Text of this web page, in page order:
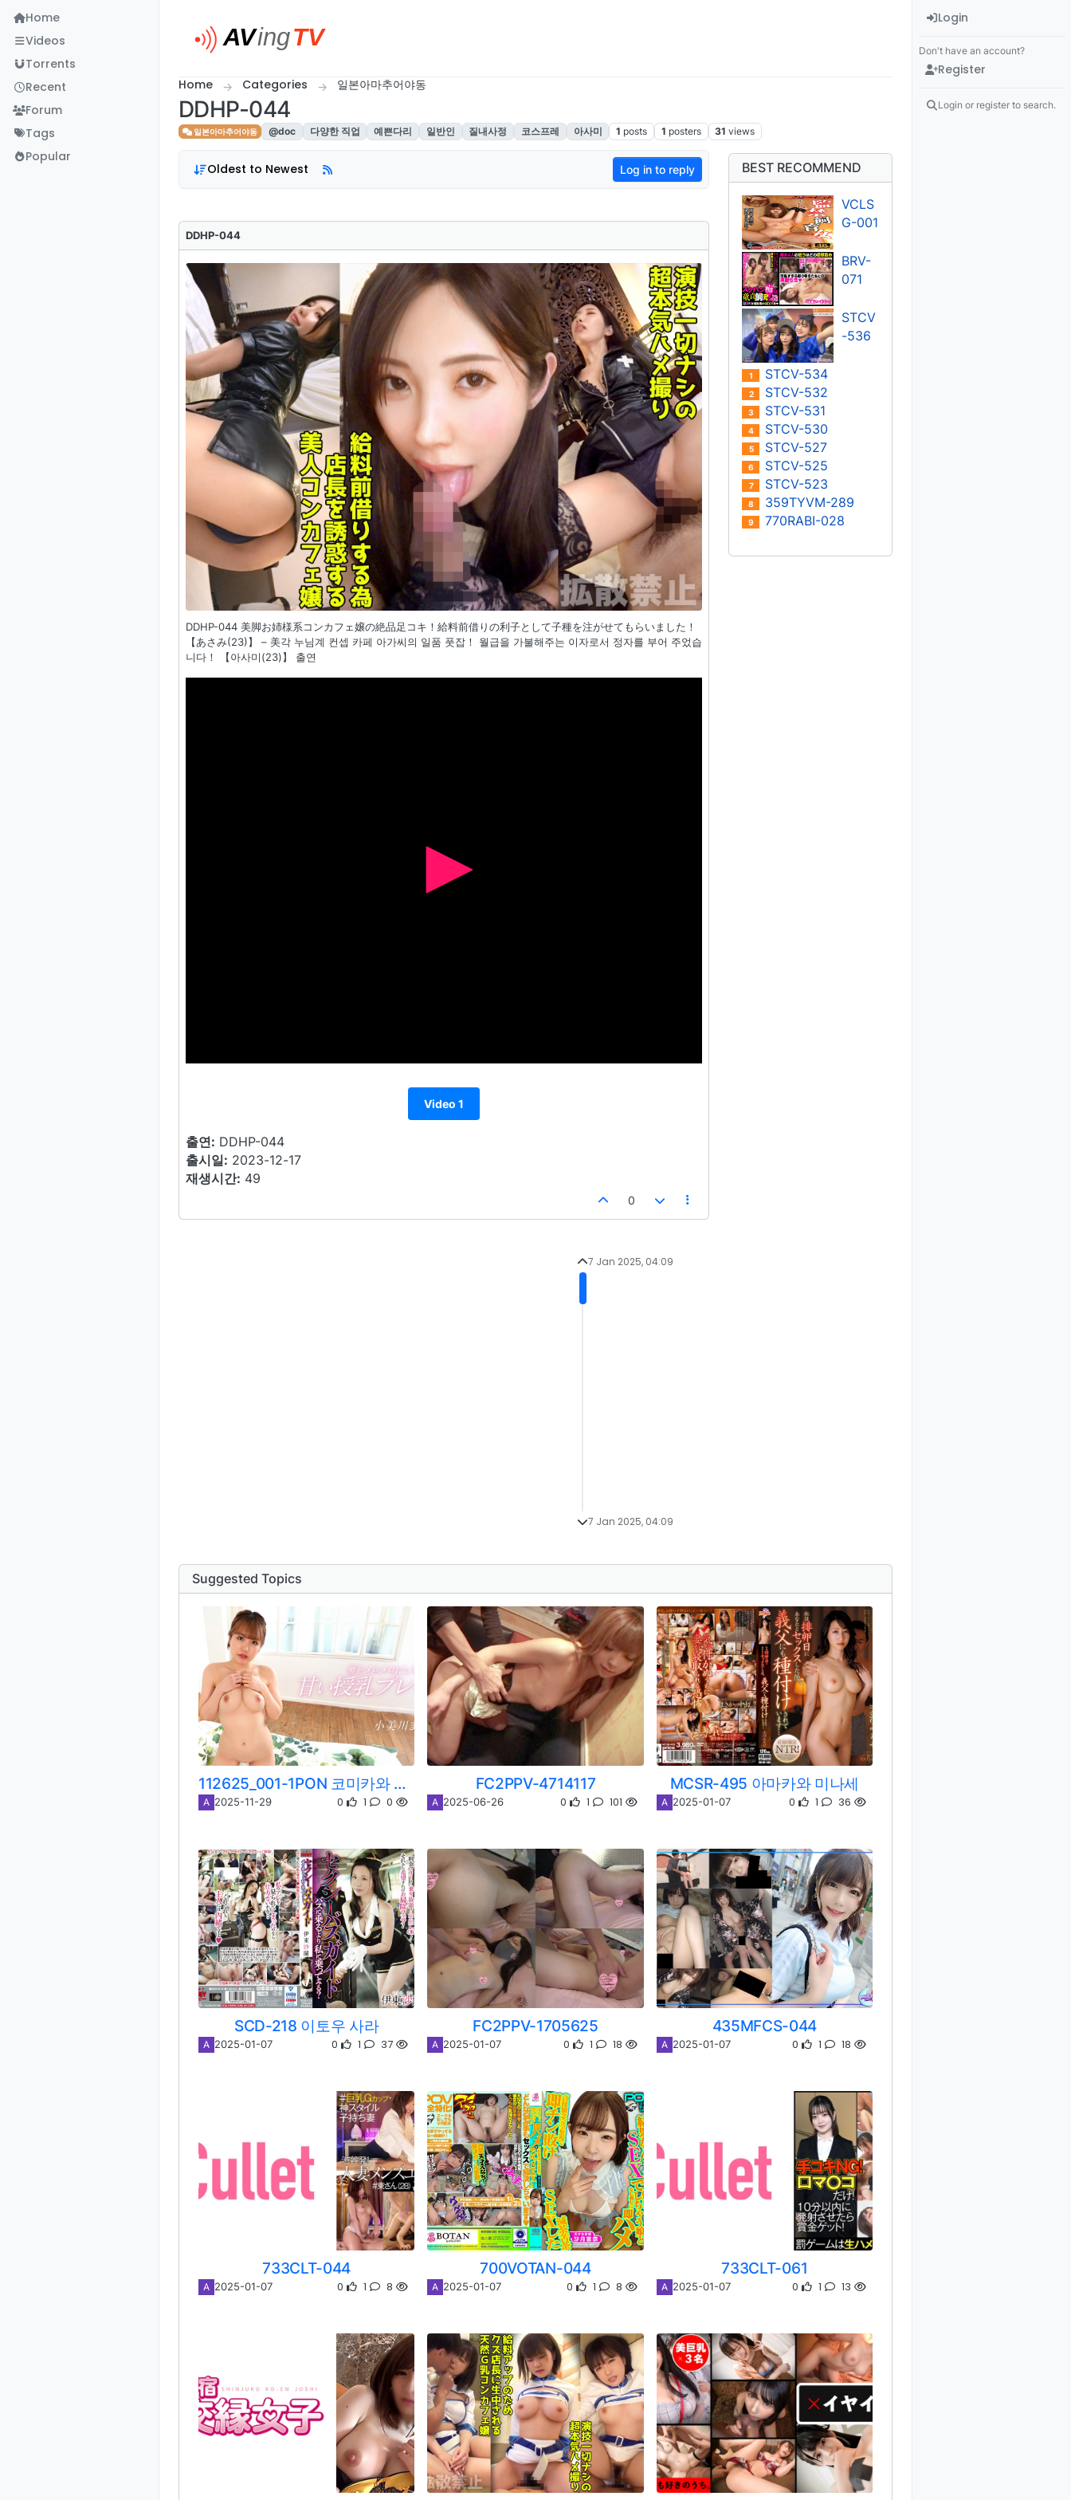
Home
Videos
Torrents
Recent
Forum
Tags
Popular
Home Categories 일본아마추어야동
DDHP-044
일본아마추어야동 @doc 다양한 직업 예쁜다리 일반인 질내사정 코스프레 아사미 1 posts 1 posters 31 views
Oldest to Newest Log in to reply
DDHP-044
DDHP-044 美脚お姉様系コンカフェ嬢の絶品足コキ！給料前借りの利子として子種を注がせてもらいました！
【あさみ(23)】 – 美각 누님계 컨셉 카페 아가씨의 일품 풋잡！ 월급을 가불해주는 이자로서 정자를 부어 주었습
니다！ 【아사미(23)】 출연
Video 1
출연: DDHP-044
출시일: 2023-12-17
재생시간: 49
0
7 Jan 2025, 04:09
7 Jan 2025, 04:09
BEST RECOMMEND
VCLS
G-001
BRV-
071
STCV
-536
1 STCV-534
2 STCV-532
3 STCV-531
4 STCV-530
5 STCV-527
6 STCV-525
7 STCV-523
8 359TYVM-289
9 770RABI-028
Suggested Topics
112625_001-1PON 코미카와 마유
A 2025-11-29 0 1 0
FC2PPV-4714117
A 2025-06-26 0 1 101
MCSR-495 아마카와 미나세
A 2025-01-07 0 1 36
SCD-218 이토우 사라
A 2025-01-07 0 1 37
FC2PPV-1705625
A 2025-01-07 0 1 18
435MFCS-044
A 2025-01-07 0 1 18
733CLT-044
A 2025-01-07 0 1 8
700VOTAN-044
A 2025-01-07 0 1 8
733CLT-061
A 2025-01-07 0 1 13
Login
Don't have an account?
Register
Login or register to search.